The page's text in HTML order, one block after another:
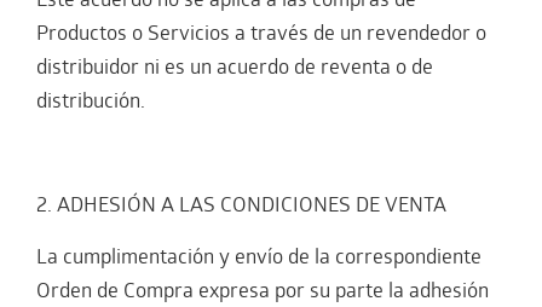
Productos o Servicios a través de un revendedor o
distribuidor ni es un acuerdo de reventa o de
distribución.
2. ADHESIÓN A LAS CONDICIONES DE VENTA
La cumplimentación y envío de la correspondiente
Orden de Compra expresa por su parte la adhesión